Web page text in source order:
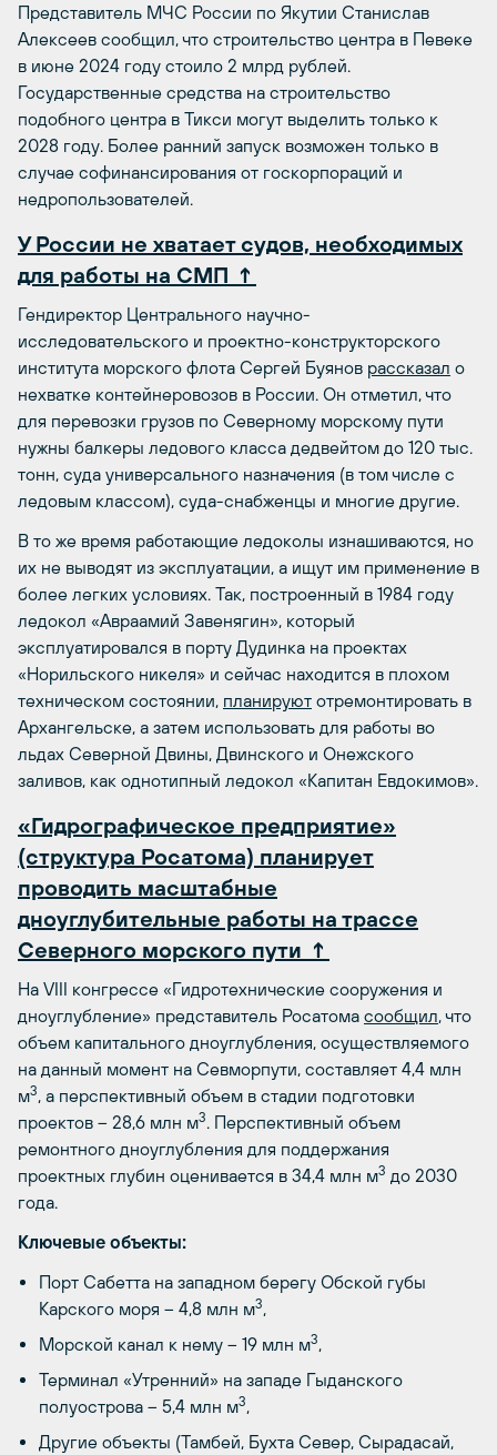
Представитель МЧС России по Якутии Станислав
Алексеев сообщил, что строительство центра в Певеке
в июне 2024 году стоило 2 млрд рублей.
Государственные средства на строительство
подобного центра в Тикси могут выделить только к
2028 году. Более ранний запуск возможен только в
случае софинансирования от госкорпораций и
недропользователей.
У России не хватает судов, необходимых
для работы на СМП ↑
Гендиректор Центрального научно-
исследовательского и проектно-конструкторского
института морского флота Сергей Буянов рассказал о
нехватке контейнеровозов в России. Он отметил, что
для перевозки грузов по Северному морскому пути
нужны балкеры ледового класса дедвейтом до 120 тыс.
тонн, суда универсального назначения (в том числе с
ледовым классом), суда-снабженцы и многие другие.
В то же время работающие ледоколы изнашиваются, но
их не выводят из эксплуатации, а ищут им применение в
более легких условиях. Так, построенный в 1984 году
ледокол «Авраамий Завенягин», который
эксплуатировался в порту Дудинка на проектах
«Норильского никеля» и сейчас находится в плохом
техническом состоянии, планируют отремонтировать в
Архангельске, а затем использовать для работы во
льдах Северной Двины, Двинского и Онежского
заливов, как однотипный ледокол «Капитан Евдокимов».
«Гидрографическое предприятие»
(структура Росатома) планирует
проводить масштабные
дноуглубительные работы на трассе
Северного морского пути ↑
На VIII конгрессе «Гидротехнические сооружения и
дноуглубление» представитель Росатома сообщил, что
объем капитального дноуглубления, осуществляемого
на данный момент на Севморпути, составляет 4,4 млн
м3, а перспективный объем в стадии подготовки
проектов – 28,6 млн м3. Перспективный объем
ремонтного дноуглубления для поддержания
проектных глубин оценивается в 34,4 млн м3 до 2030
года.
Ключевые объекты:
Порт Сабетта на западном берегу Обской губы
Карского моря – 4,8 млн м3,
Морской канал к нему – 19 млн м3,
Терминал «Утренний» на западе Гыданского
полуострова – 5,4 млн м3,
Другие объекты (Тамбей, Бухта Север, Сырадасай,